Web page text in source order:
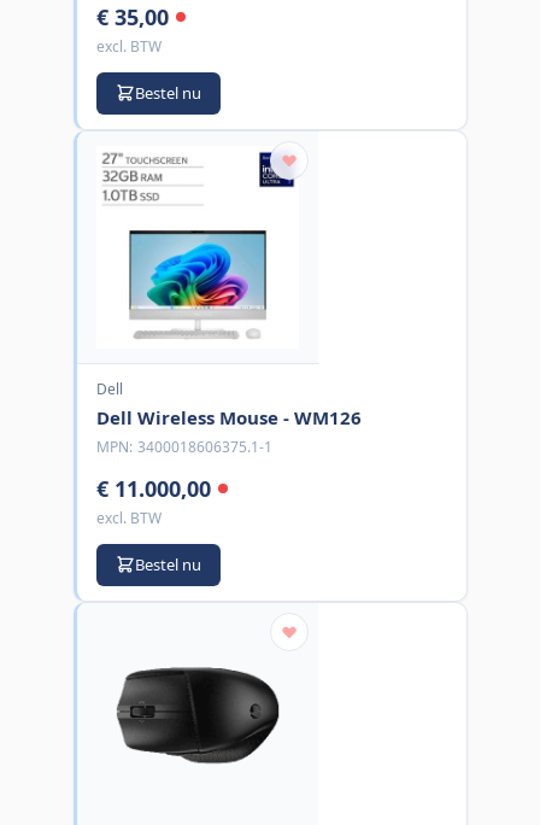
€ 35,00
excl. BTW
Bestel nu
Dell
Dell Wireless Mouse - WM126
MPN: 3400018606375.1-1
€ 11.000,00
excl. BTW
Bestel nu